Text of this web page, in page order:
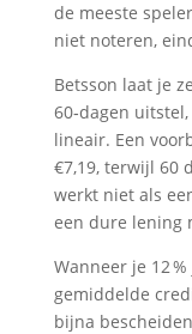
de meeste
niet noteren,
Betsson laat je
60‑dagen
lineair. Een
€7,19, terwijl 60
werkt niet als
een dure lening
Wanneer je 12
gemiddelde
bijna